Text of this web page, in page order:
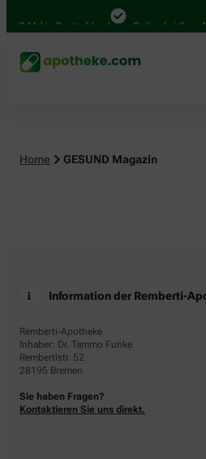
Mal in Deutschland Online bei Ihrer
Home GESUND Magazin
Information der Remberti-
Remberti-Apotheke
Inhaber: Dr. Tammo Funke
Rembertistr. 52
28195 Bremen
Sie haben Fragen?
Kontaktieren Sie uns direkt.